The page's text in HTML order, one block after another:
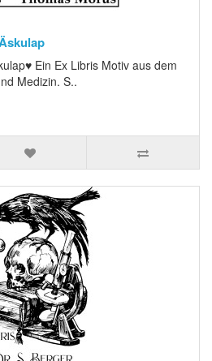
Ein Ex Libris Motiv aus dem
Medizin. S..